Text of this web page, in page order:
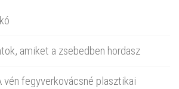
amiket a zsebedben hordasz
vén fegyverkovácsné plasztikai